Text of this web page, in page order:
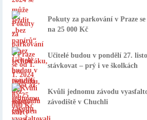
Pokuty za parkování v Praze se
na 25 000 Kč
Učitelé budou v pondělí 27.
stávkovat – prý i ve školkách
Kvůli jednomu závodu
závodiště v Chuchli